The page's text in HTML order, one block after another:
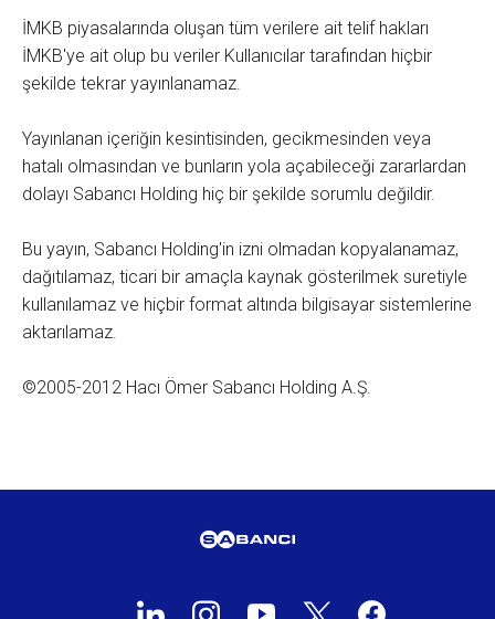
İMKB piyasalarında oluşan tüm verilere ait telif hakları
İMKB'ye ait olup bu veriler Kullanıcılar tarafından hiçbir
şekilde tekrar yayınlanamaz.
Yayınlanan içeriğin kesintisinden, gecikmesinden veya
hatalı olmasından ve bunların yola açabileceği zararlardan
dolayı Sabancı Holding hiç bir şekilde sorumlu değildir.
Bu yayın, Sabancı Holding'in izni olmadan kopyalanamaz,
dağıtılamaz, ticari bir amaçla kaynak gösterilmek suretiyle
kullanılamaz ve hiçbir format altında bilgisayar sistemlerine
aktarılamaz.
©2005-2012 Hacı Ömer Sabancı Holding A.Ş.